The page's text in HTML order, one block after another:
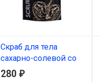
Скраб для тела
сахарно-солевой со
скорлупой грецкого
280 ₽